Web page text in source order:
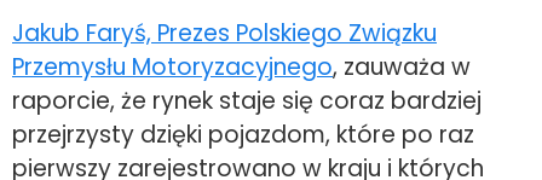
Jakub Faryś, Prezes Polskiego Związku
Przemysłu Motoryzacyjnego, zauważa w
raporcie, że rynek staje się coraz bardziej
przejrzysty dzięki pojazdom, które po raz
pierwszy zarejestrowano w kraju i których